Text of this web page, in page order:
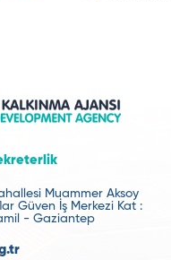
Muammer Aksoy
Güven İş Merkezi Kat :
- Gaziantep